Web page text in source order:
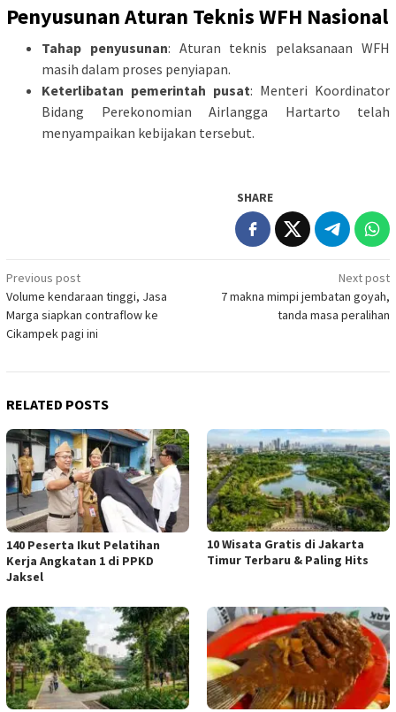
Penyusunan Aturan Teknis WFH Nasional
Tahap penyusunan: Aturan teknis pelaksanaan WFH
masih dalam proses penyiapan.
Keterlibatan pemerintah pusat: Menteri Koordinator
Bidang Perekonomian Airlangga Hartarto telah
menyampaikan kebijakan tersebut.
SHARE
Post
navigation
Previous post
Volume kendaraan tinggi, Jasa
Marga siapkan contraflow ke
Cikampek pagi ini
Next post
7 makna mimpi jembatan goyah,
tanda masa peralihan
RELATED POSTS
140 Peserta Ikut Pelatihan
Kerja Angkatan 1 di PPKD
Jaksel
10 Wisata Gratis di Jakarta
Timur Terbaru & Paling Hits